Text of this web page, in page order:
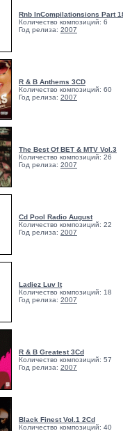
Rnb InCompilationsions Part
Количество композиций: 6
Год релиза: 2007
R & B Anthems 3CD
Количество композиций: 60
Год релиза: 2007
The Best Of BET & MTV Vol.3
Количество композиций: 26
Год релиза: 2007
Cd Pool Radio August
Количество композиций: 22
Год релиза: 2007
Ladiez Luv It
Количество композиций: 18
Год релиза: 2007
R & B Greatest 3Cd
Количество композиций: 57
Год релиза: 2007
Black Finest Vol.1 2Cd
Количество композиций: 40